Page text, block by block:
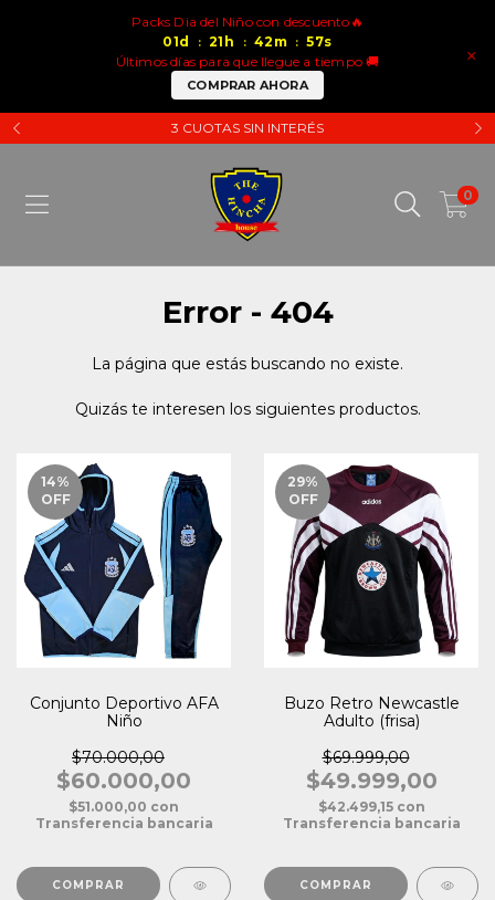
×
Packs Dia del Niño con descuento🔥
01d : 21 h : 42 m : 57s
Últimos días para que llegue a tiempo 🚚
COMPRAR AHORA
3 CUOTAS SIN INTERÉS
0
Error - 404
La página que estás buscando no existe.
Quizás te interesen los siguientes productos.
14%
OFF
Conjunto Deportivo AFA
Niño
$70.000,00
$60.000,00
$51.000,00 con
Transferencia bancaria
COMPRAR
29%
OFF
Buzo Retro Newcastle
Adulto (frisa)
$69.999,00
$49.999,00
$42.499,15 con
Transferencia bancaria
COMPRAR